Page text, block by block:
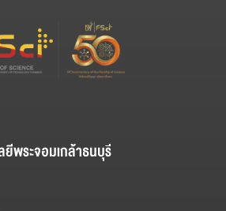
ยีพระจอมเกล้าธนบุรี